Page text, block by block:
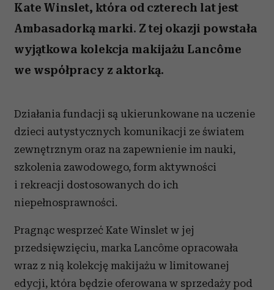
Kate Winslet, która od czterech lat jest
Ambasadorką marki. Z tej okazji powstała
wyjątkowa kolekcja makijażu Lancôme
we współpracy z aktorką.
Działania fundacji są ukierunkowane na uczenie
dzieci autystycznych komunikacji ze światem
zewnętrznym oraz na zapewnienie im nauki,
szkolenia zawodowego, form aktywności
i rekreacji dostosowanych do ich
niepełnosprawności.
Pragnąc wesprzeć Kate Winslet w jej
przedsięwzięciu, marka Lancôme opracowała
wraz z nią kolekcję makijażu w limitowanej
edycji, która będzie oferowana w sprzedaży pod